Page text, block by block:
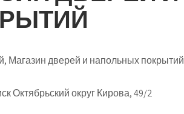
Магазин дверей и напольных покрытий
Октябрьский округ Кирова, 49/2